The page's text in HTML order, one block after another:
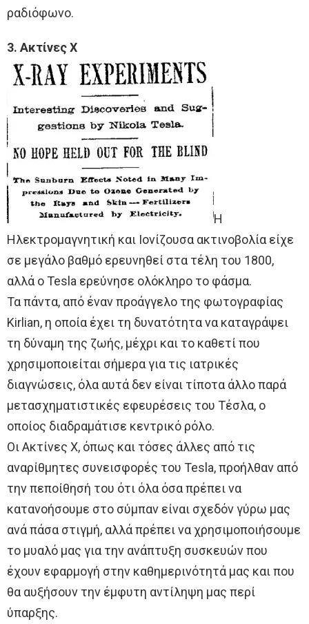
ραδιόφωνο.
3. Ακτίνες Χ
Η
Ηλεκτρομαγνητική και Ιονίζουσα ακτινοβολία είχε
σε μεγάλο βαθμό ερευνηθεί στα τέλη του 1800,
αλλά ο Tesla ερεύνησε ολόκληρο το φάσμα.
Τα πάντα, από έναν προάγγελο της φωτογραφίας
Kirlian, η οποία έχει τη δυνατότητα να καταγράψει
τη δύναμη της ζωής, μέχρι και το καθετί που
χρησιμοποιείται σήμερα για τις ιατρικές
διαγνώσεις, όλα αυτά δεν είναι τίποτα άλλο παρά
μετασχηματιστικές εφευρέσεις του Τέσλα, ο
οποίος διαδραμάτισε κεντρικό ρόλο.
Οι Ακτίνες Χ, όπως και τόσες άλλες από τις
αναρίθμητες συνεισφορές του Tesla, προήλθαν από
την πεποίθησή του ότι όλα όσα πρέπει να
κατανοήσουμε στο σύμπαν είναι σχεδόν γύρω μας
ανά πάσα στιγμή, αλλά πρέπει να χρησιμοποιήσουμε
το μυαλό μας για την ανάπτυξη συσκευών που
έχουν εφαρμογή στην καθημερινότητά μας και που
θα αυξήσουν την έμφυτη αντίληψη μας περί
ύπαρξης.